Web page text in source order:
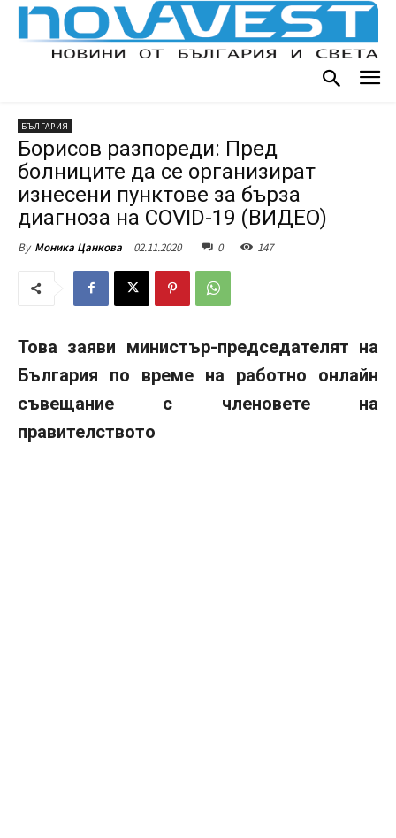
БЪЛГАРИЯ
Борисов разпореди: Пред
болниците да се организират
изнесени пунктове за бърза
диагноза на COVID-19 (ВИДЕО)
By Моника Цанкова 02.11.2020 0 147
Това заяви министър-председателят на
България по време на работно онлайн
съвещание с членовете на
правителството